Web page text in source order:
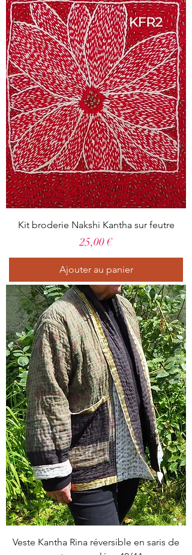
Kit broderie Nakshi Kantha sur feutre
Prix
25,00 €
Ajouter au panier
Veste Kantha Rina réversible en saris de